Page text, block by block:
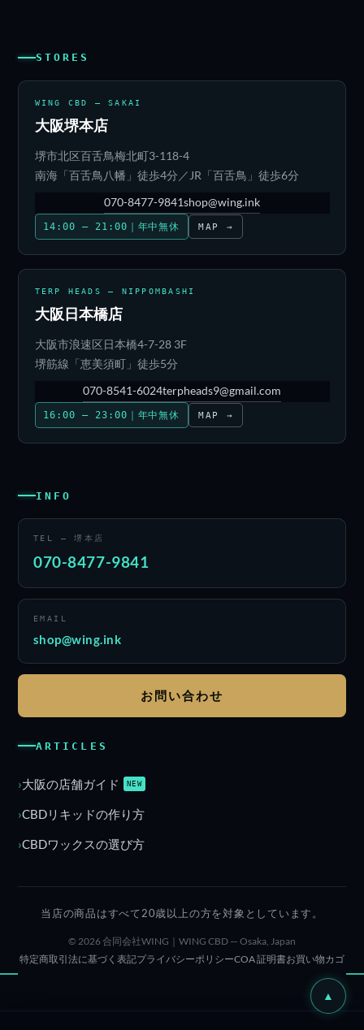
STORES
WING CBD — SAKAI
大阪堺本店
堺市北区百舌鳥梅北町3-118-4
南海「百舌鳥八幡」徒歩4分／JR「百舌鳥」徒歩6分
070-8477-9841shop@wing.ink
14:00 – 21:00｜年中無休 MAP →
TERP HEADS — NIPPOMBASHI
大阪日本橋店
大阪市浪速区日本橋4-7-28 3F
堺筋線「恵美須町」徒歩5分
070-8541-6024terpheads9@gmail.com
16:00 – 23:00｜年中無休 MAP →
INFO
TEL — 堺本店
070-8477-9841
EMAIL
shop@wing.ink
お問い合わせ
ARTICLES
大阪の店舗ガイド NEW
CBDリキッドの作り方
CBDワックスの選び方
当店の商品はすべて20歳以上の方を対象としています。
© 2026 合同会社WING｜WING CBD — Osaka, Japan
特定商取引法に基づく表記プライバシーポリシーCOA 証明書お買い物カゴ
▲